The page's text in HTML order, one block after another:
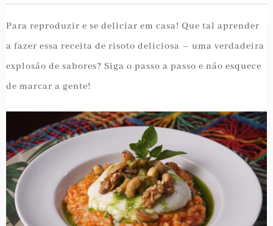
Para reproduzir e se deliciar em casa! Que tal aprender
a fazer essa receita de risoto deliciosa – uma verdadeira
explosão de sabores? Siga o passo a passo e não esquece
de marcar a gente!